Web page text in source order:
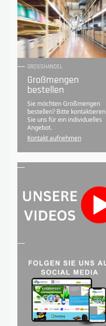
GROSSHANDEL
Großmengen
bestellen
Sie möchten Großmengen
bestellen? Bitte kontaktieren
Sie uns für ein individuelles
Angebot.
Kontakt aufnehmen